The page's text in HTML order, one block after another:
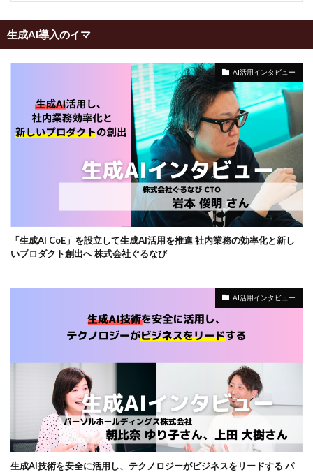
生成AI導入のイマ
AI活用インタビュー
「生成AI CoE」を設立して生成AI活用を推進 社内業務の効率化と新し
いプロダクト創出へ 株式会社ぐるなび
AI活用インタビュー
生成AI技術を安全に活用し、テクノロジーがビジネスをリードする パ